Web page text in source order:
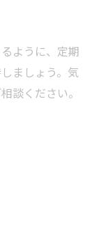
ように、定期
ましょう。気
談ください。